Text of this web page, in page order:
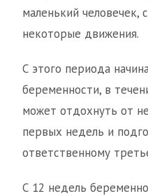
маленький человечек,
некоторые движения.
С этого периода
беременности, в
может отдохнуть от
первых недель и
ответственному
С 12 недель